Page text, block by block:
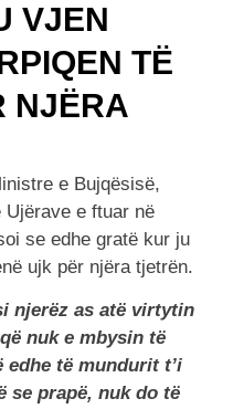
VJEN
TË
NJËRA
e Bujqësisë,
e ftuar në
se edhe gratë kur ju
ujk për njëra tjetrën.
njerëz as atë virtytin
nuk e mbysin të
edhe të mundurit t’i
se prapë, nuk do të